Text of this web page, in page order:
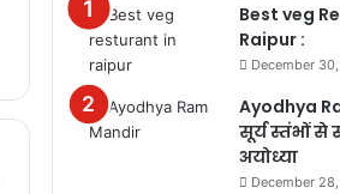
Best veg
Raipur :
December
Ayodhya
सूर्य स्तंभों से
अयोध्या
December